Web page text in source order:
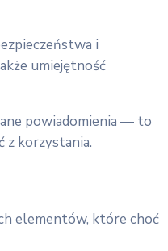
i
umiejętność
powiadomienia — to
z korzystania.
elementów, które choć